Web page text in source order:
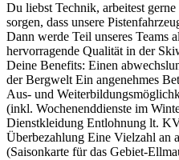
Du liebst Technik, arbeitest
sorgen, dass unsere
Dann werde Teil unseres Teams
hervorragende Qualität in der
Deine Benefits: Einen
der Bergwelt Ein angenehmes
Aus- und
(inkl. Wochenenddienste im
Dienstkleidung Entlohnung lt.
Überbezahlung Eine Vielzahl an
(Saisonkarte für das Gebiet-